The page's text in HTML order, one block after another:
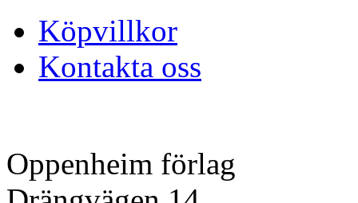
Köpvillkor
Kontakta oss
Oppenheim förlag